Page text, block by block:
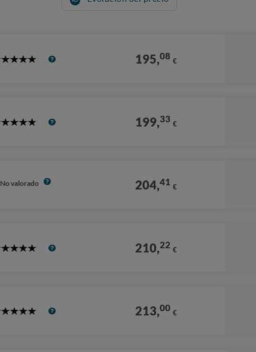
195,08 €
199,33 €
No valorado 204,41 €
210,22 €
213,00 €